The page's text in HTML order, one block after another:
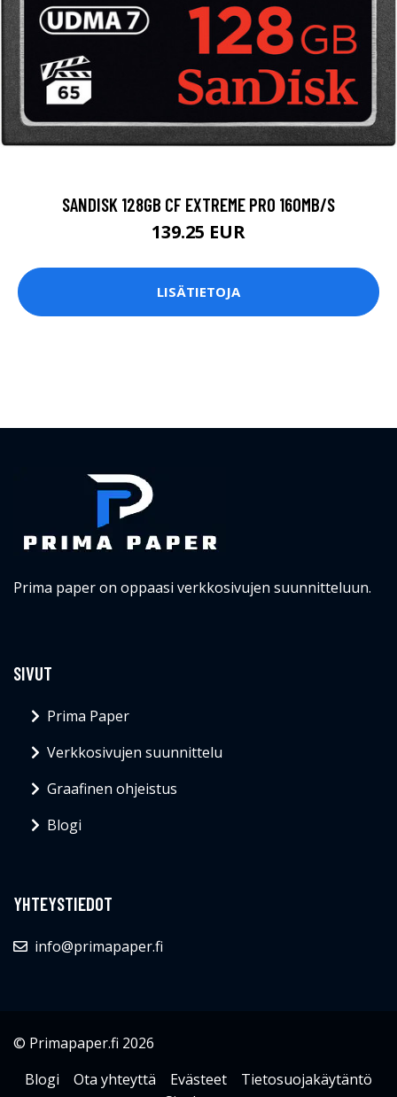
SANDISK 128GB CF EXTREME PRO 160MB/S
139.25 EUR
LISÄTIETOJA
Prima paper on oppaasi verkkosivujen suunnitteluun.
SIVUT
Prima Paper
Verkkosivujen suunnittelu
Graafinen ohjeistus
Blogi
YHTEYSTIEDOT
info@primapaper.fi
© Primapaper.fi 2026
Blogi
Ota yhteyttä Evästeet
Tietosuojakäytäntö